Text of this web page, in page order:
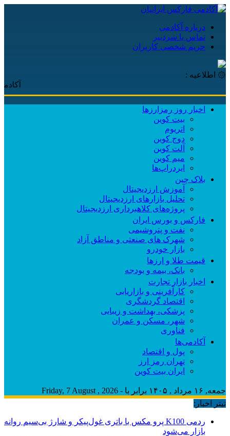
درباره آکادمی
تماس با سردبیر
حریم شخصی کاربران
۞ اطلاعیه :
آکادمی
اخبار روز رمزارزها
بیت کوین
اتریوم
دوج کوین
آلت کوین
میم کوین‌
ایردراپ‌ها
بلاک چین
آموزش ارزدیجیتال
تحلیل بازارهای ارزدیجیتال
پروژه‌های کلاهبرداری ارزدیجیتال
فارکس و بورس ایران
نفت و پتروشیمی
شهرک های صنعتی و مناطق آزاد
بازار خودرو
قیمت طلا و ارزها
بانک، بیمه و بودجه
اخبار بازار تجارت
کارآفرینی و بازاریابی
اقتصاد گردشگری
پزشکی، بهداشت و زیبایی
شهر، مسکن و عمران
فناوری
آکادمی‌ها
پول و اقتصاد
تهران رمز ارز
ایران بیت کوین
جمعه, ۱۶ مرداد , ۱۴۰۵ برابر با - Friday, 7 August , 2026
تیتر اخبار:
ردمی K100 پرو مکس با باتری غول‌پیکر و شارژ بی‌سیم روانه
بازار می‌شود